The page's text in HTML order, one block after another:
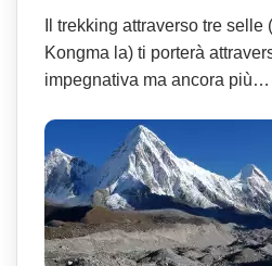
Il trekking attraverso tre
Kongma la) ti porterà
impegnativa ma ancora più…